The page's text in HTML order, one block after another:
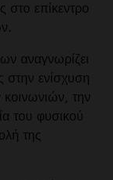
στο επίκεντρο
αναγνωρίζει
στην ενίσχυση
την
του φυσικού
της